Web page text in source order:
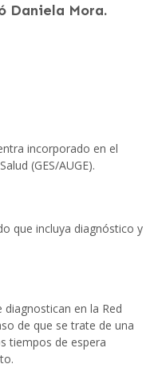
Daniela Mora.
incorporado en el
(GES/AUGE).
que incluya diagnóstico y
diagnostican en la Red
de que se trate de una
tiempos de espera